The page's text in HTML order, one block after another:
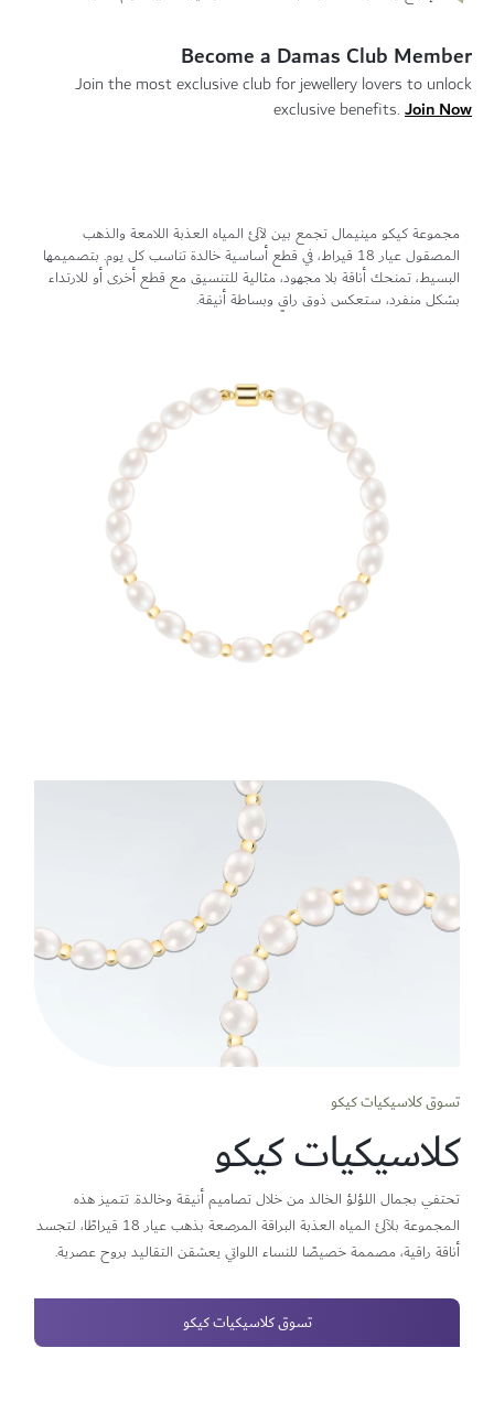
Become a Damas Club Member
Join the most exclusive club for jewellery lovers to unlock
exclusive benefits. Join Now
مجموعة كيكو مينيمال تجمع بين لآلئ المياه العذبة اللامعة والذهب
المصقول عيار 18 قيراط، في قطع أساسية خالدة تناسب كل يوم. بتصميمها
البسيط، تمنحك أناقة بلا مجهود، مثالية للتنسيق مع قطع أخرى أو للارتداء
بشكل منفرد، ستعكس ذوق راقٍ وبساطة أنيقة.
تسوق كلاسيكيات كيكو
كلاسيكيات كيكو
تحتفي بجمال اللؤلؤ الخالد من خلال تصاميم أنيقة وخالدة. تتميز هذه
المجموعة بلآلئ المياه العذبة البراقة المرصعة بذهب عيار 18 قيراطًا، لتجسد
أناقة راقية، مصممة خصيصًا للنساء اللواتي يعشقن التقاليد بروح عصرية.
تسوق كلاسيكيات كيكو